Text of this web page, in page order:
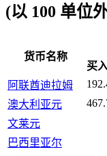
(以 100 单位
货币名称
买
阿联酋迪拉姆
澳大利亚元
文莱元
巴西里亚尔